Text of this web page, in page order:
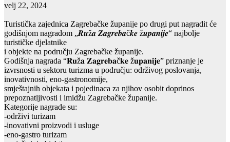
velj 22, 2024
Turistička zajednica Zagrebačke županije po drugi put nagradit će
godišnjom nagradom „𝑹𝒖ž𝒂 𝒁𝒂𝒈𝒓𝒆𝒃𝒂č𝒌𝒆 ž𝒖𝒑𝒂𝒏𝒊𝒋𝒆“ najbolje
turističke djelatnike
i objekte na području Zagrebačke županije.
Godišnja nagrada “𝐑𝐮ž𝐚 𝐙𝐚𝐠𝐫𝐞𝐛𝐚č𝐤𝐞 ž𝐮𝐩𝐚𝐧𝐢𝐣𝐞” priznanje je
izvrsnosti u sektoru turizma u području: održivog poslovanja,
inovativnosti, eno-gastronomije,
smještajnih objekata i pojedinaca za njihov osobit doprinos
prepoznatljivosti i imidžu Zagrebačke županije.
Kategorije nagrade su:
-održivi turizam
-inovativni proizvodi i usluge
-eno-gastro turizam